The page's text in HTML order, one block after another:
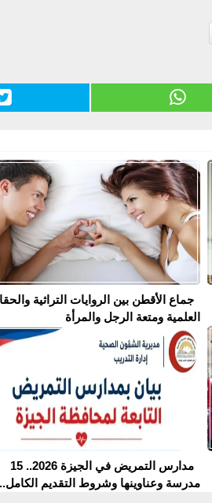
جماع الأقطن بين الروايات التراثية
العلمية ومتعة الرجل والمرأة
مدارس التمريض في الجيزة 2026.. 15
مدرسة وعناوينها وشروط التقديم